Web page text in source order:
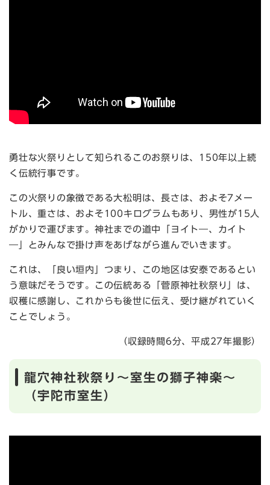
勇壮な火祭りとして知られるこのお祭りは、150年以上続
く伝統行事です。
この火祭りの象徴である大松明は、長さは、およそ7メー
トル、重さは、およそ100キログラムもあり、男性が15人
がかりで運びます。神社までの道中「ヨイト―、カイト
―」とみんなで掛け声をあげながら進んでいきます。
これは、「良い垣内」つまり、この地区は安泰であるとい
う意味だそうです。この伝統ある「菅原神社秋祭り」は、
収穫に感謝し、これからも後世に伝え、受け継がれていく
ことでしょう。
（収録時間6分、平成27年撮影）
龍穴神社秋祭り～室生の獅子神楽～
（宇陀市室生）